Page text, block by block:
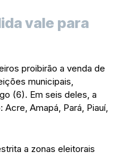
vale para
proibirão a venda de
municipais,
(6). Em seis deles, a
Amapá, Pará, Piauí,
a zonas eleitorais